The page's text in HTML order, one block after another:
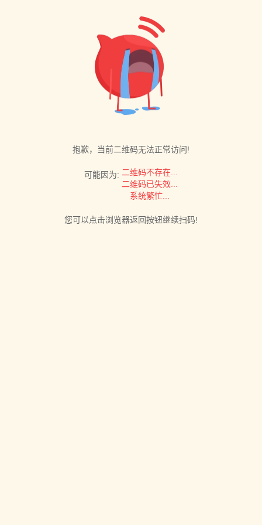
抱歉，当前二维码无法正常访问!
可能因为: 二维码不存在...
二维码已失效...
系统繁忙...
您可以点击浏览器返回按钮继续扫码!